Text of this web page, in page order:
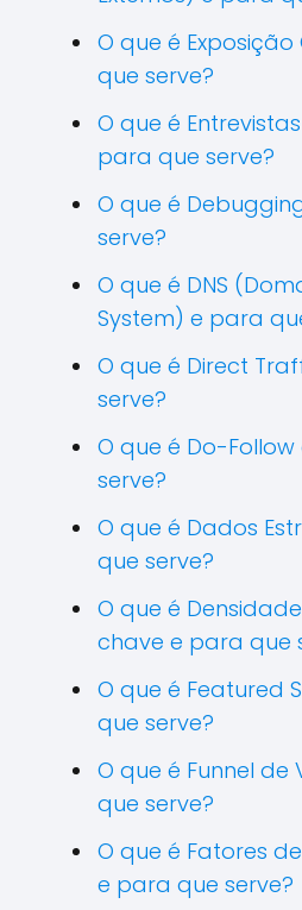
O que é
que serve?
O que é
para que serve?
O que é
serve?
O que é DNS
System) e para
O que é Direct
serve?
O que é Do-
serve?
O que é Dados
que serve?
O que é
chave e para que
O que é Featured
que serve?
O que é Funnel
que serve?
O que é Fatores
e para que serve?